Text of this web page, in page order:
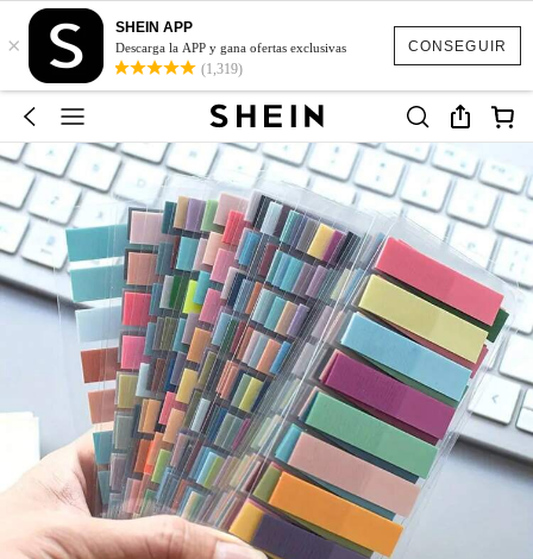
CONSEGUIR
×
SHEIN APP
Descarga la APP y gana ofertas exclusivas
(1,319)